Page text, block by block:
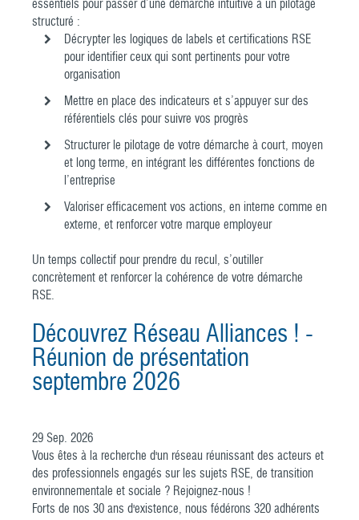
essentiels pour passer d’une démarche intuitive à un pilotage
structuré :
Décrypter les logiques de labels et certifications RSE
pour identifier ceux qui sont pertinents pour votre
organisation
Mettre en place des indicateurs et s’appuyer sur des
référentiels clés pour suivre vos progrès
Structurer le pilotage de votre démarche à court, moyen
et long terme, en intégrant les différentes fonctions de
l’entreprise
Valoriser efficacement vos actions, en interne comme en
externe, et renforcer votre marque employeur
Un temps collectif pour prendre du recul, s’outiller
concrètement et renforcer la cohérence de votre démarche
RSE.
Découvrez Réseau Alliances ! -
Réunion de présentation
septembre 2026
29 Sep. 2026
Vous êtes à la recherche d'un réseau réunissant des acteurs et
des professionnels engagés sur les sujets RSE, de transition
environnementale et sociale ? Rejoignez-nous !
Forts de nos 30 ans d'existence, nous fédérons 320 adhérents